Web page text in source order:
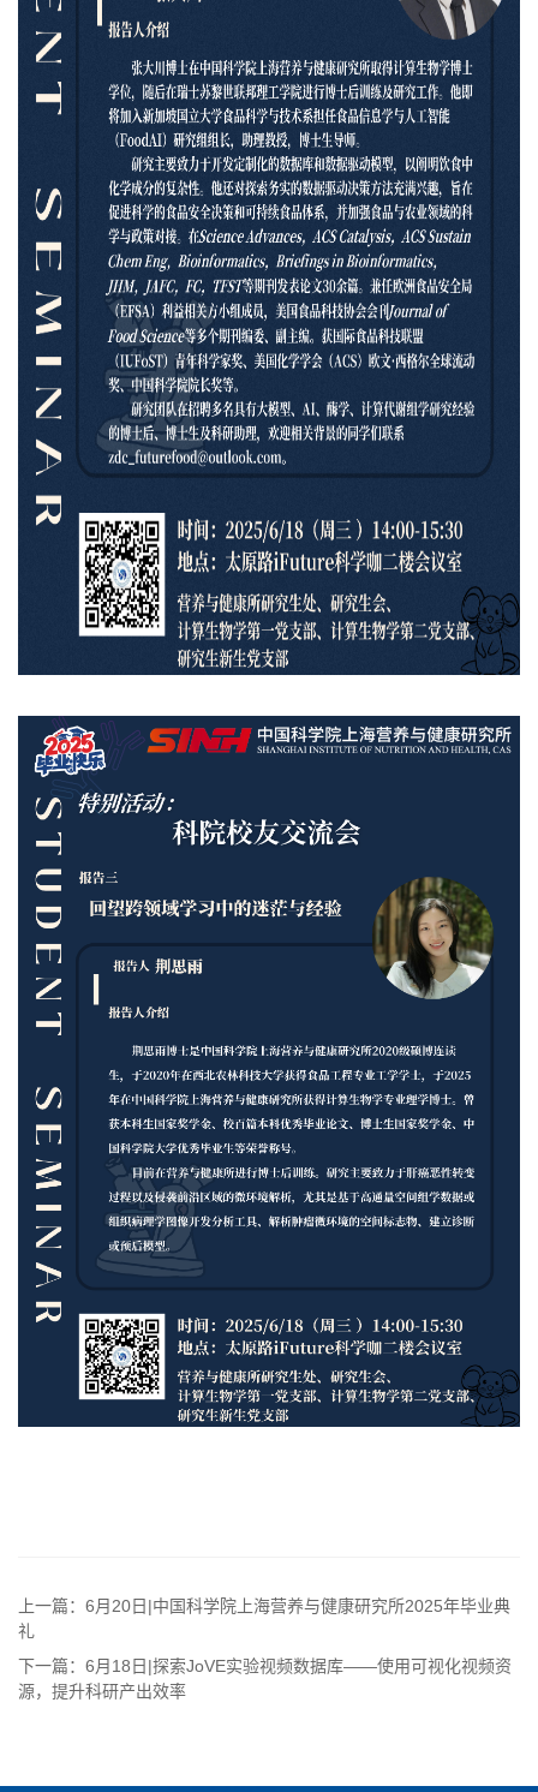
上一篇：6月20日|中国科学院上海营养与健康研究所2025年毕业典
礼
下一篇：6月18日|探索JoVE实验视频数据库——使用可视化视频资
源，提升科研产出效率